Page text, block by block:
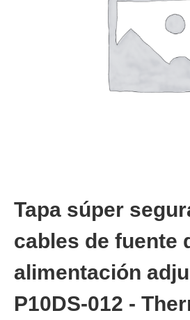
Tapa súper
cables de fuente
alimentación
P10DS-012 -